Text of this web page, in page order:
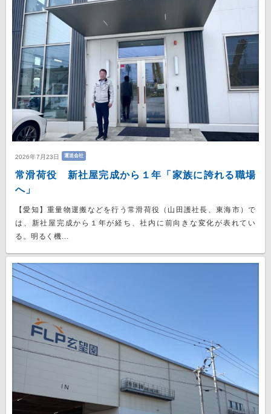
2026年7月23日 運送会社
常滑荷役 新社屋完成から１年「家族に誇れる職場
へ」
【愛知】重量物運搬などを行う常滑荷役（山田護社長、東海市）で
は、新社屋完成から１年が経ち、社内に前向きな変化が表れてい
る。明るく機...